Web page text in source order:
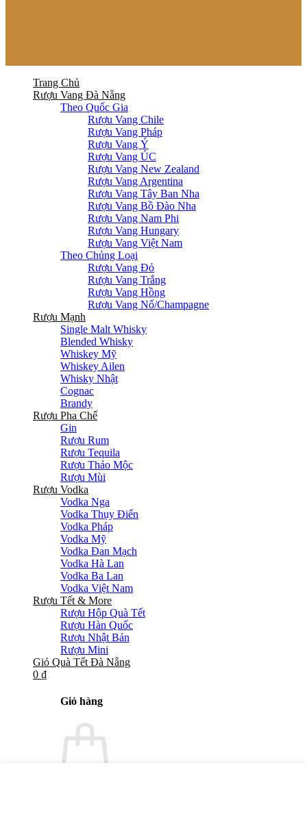
Trang Chủ
Rượu Vang Đà Nẵng
Theo Quốc Gia
Rượu Vang Chile
Rượu Vang Pháp
Rượu Vang Ý
Rượu Vang ÚC
Rượu Vang New Zealand
Rượu Vang Argentina
Rượu Vang Tây Ban Nha
Rượu Vang Bồ Đào Nha
Rượu Vang Nam Phi
Rượu Vang Hungary
Rượu Vang Việt Nam
Theo Chủng Loại
Rượu Vang Đỏ
Rượu Vang Trắng
Rượu Vang Hồng
Rượu Vang Nổ/Champagne
Rượu Mạnh
Single Malt Whisky
Blended Whisky
Whiskey Mỹ
Whiskey Ailen
Whisky Nhật
Cognac
Brandy
Rượu Pha Chế
Gin
Rượu Rum
Rượu Tequila
Rượu Thảo Mộc
Rượu Mùi
Rượu Vodka
Vodka Nga
Vodka Thụy Điển
Vodka Pháp
Vodka Mỹ
Vodka Đan Mạch
Vodka Hà Lan
Vodka Ba Lan
Vodka Việt Nam
Rượu Tết & More
Rượu Hộp Quà Tết
Rượu Hàn Quốc
Rượu Nhật Bản
Rượu Mini
Giỏ Quà Tết Đà Nẵng
0 ₫
Giỏ hàng